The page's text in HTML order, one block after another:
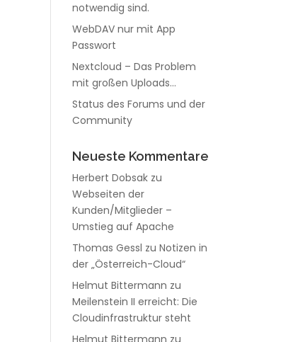
notwendig sind.
WebDAV nur mit App
Passwort
Nextcloud – Das Problem
mit großen Uploads…
Status des Forums und der
Community
Neueste Kommentare
Herbert Dobsak zu
Webseiten der
Kunden/Mitglieder –
Umstieg auf Apache
Thomas Gessl zuNotizen in
der „Österreich-Cloud“
Helmut Bittermann zu
Meilenstein II erreicht: Die
Cloudinfrastruktur steht
Helmut Bittermann zu